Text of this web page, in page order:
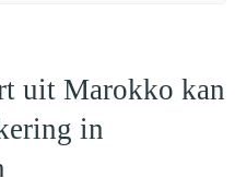
uit Marokko kan
in